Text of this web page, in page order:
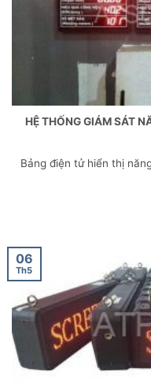
HỆ THỐNG GIÁM SÁT
Bảng điện tử hiển thị
06
Th5